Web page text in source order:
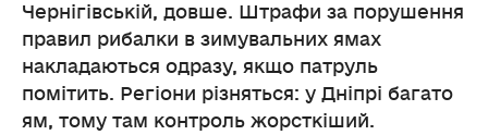
Чернігівській, довше. Штрафи за порушення
правил рибалки в зимувальних ямах
накладаються одразу, якщо патруль
помітить. Регіони різняться: у Дніпрі багато
ям, тому там контроль жорсткіший.